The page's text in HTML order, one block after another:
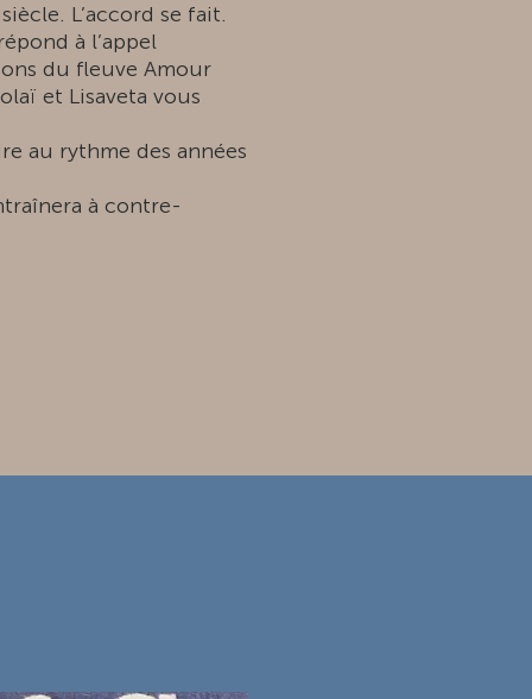
L’accord se fait.
à l’appel
du fleuve Amour
et Lisaveta vous
au rythme des années
à contre-